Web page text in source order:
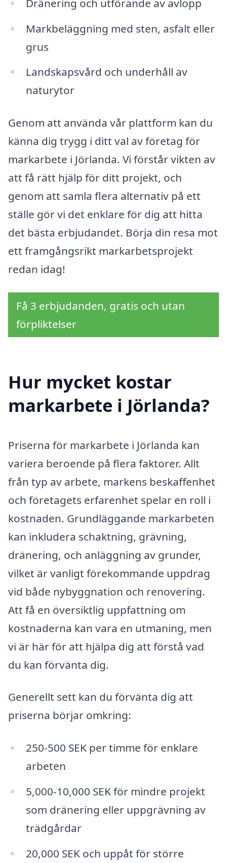
Dränering och utförande av avlopp
Markbeläggning med sten, asfalt eller
grus
Landskapsvård och underhåll av
naturytor
Genom att använda vår plattform kan du
känna dig trygg i ditt val av företag för
markarbete i Jörlanda. Vi förstår vikten av
att få rätt hjälp för ditt projekt, och
genom att samla flera alternativ på ett
ställe gör vi det enklare för dig att hitta
det bästa erbjudandet. Börja din resa mot
ett framgångsrikt markarbetsprojekt
redan idag!
Få 3 erbjudanden, gratis och utan
förpliktelser
Hur mycket kostar
markarbete i Jörlanda?
Priserna för markarbete i Jörlanda kan
variera beroende på flera faktorer. Allt
från typ av arbete, markens beskaffenhet
och företagets erfarenhet spelar en roll i
kostnaden. Grundläggande markarbeten
kan inkludera schaktning, grävning,
dränering, och anläggning av grunder,
vilket är vanligt förekommande uppdrag
vid både nybyggnation och renovering.
Att få en översiktlig uppfattning om
kostnaderna kan vara en utmaning, men
vi är här för att hjälpa dig att förstå vad
du kan förvänta dig.
Generellt sett kan du förvänta dig att
priserna börjar omkring:
250-500 SEK per timme för enklare
arbeten
5,000-10,000 SEK för mindre projekt
som dränering eller uppgrävning av
trädgårdar
20,000 SEK och uppåt för större